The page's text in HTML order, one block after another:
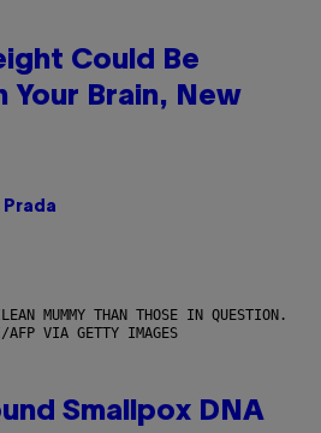
Could Be
Your Brain, New
Prada
MUMMY THAN THOSE IN QUESTION.
AFP VIA GETTY IMAGES
Smallpox DNA